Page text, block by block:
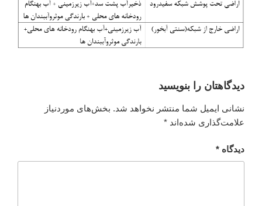
دیدگاهتان را بنویسید
نشانی ایمیل شما منتشر نخواهد شد. بخش‌های موردنیاز
علامت‌گذاری شده‌اند *
دیدگاه *